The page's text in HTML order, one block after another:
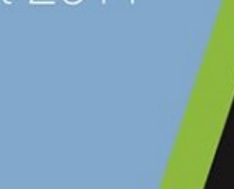
Almacenamiento